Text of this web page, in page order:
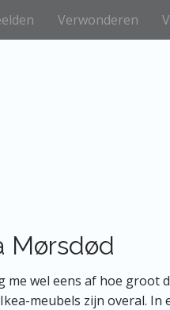
Verwonderen
Mørsdød
me wel eens af hoe groot
meubels zijn overal. In